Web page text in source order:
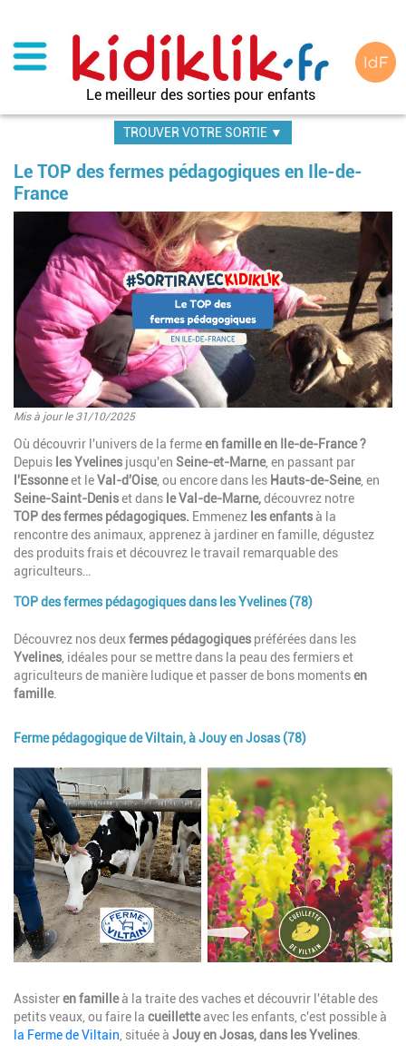
contenu
principal
Le meilleur des sorties pour enfants
TROUVER VOTRE SORTIE ▼
Le TOP des fermes pédagogiques en Ile-de-
France
Mis à jour le 31/10/2025
Introduction
Où découvrir l'univers de la fermeen famille en Ile-de-France?
Depuis les Yvelines jusqu'en Seine-et-Marne, en passant par
l'Essonneet leVal-d'Oise, ou encore dans les Hauts-de-Seine, en
Seine-Saint-Deniset dans le Val-de-Marne,découvrez notre
TOPdes fermes pédagogiques. Emmenez les enfantsà la
rencontre des animaux, apprenez à jardiner en famille, dégustez
des produits frais et découvrez le travail remarquable des
agriculteurs…
Paragraphes
TOP des fermes pédagogiques dans les Yvelines (78)
Description
Découvrez nos deuxfermes pédagogiques préférées dans les
Yvelines , idéales pour se mettre dans la peau des fermiers et
agriculteurs de manière ludique et passer de bons momentsen
famille.
Ferme pédagogique de Viltain, à Jouy en Josas (78)
Image
Description
Assisteren familleà la traite des vaches et découvrir l'étable des
petits veaux, ou faire la cueilletteavec les enfants, c'est possible à
la Ferme de Viltain , située à Jouy en Josas, dans les Yvelines